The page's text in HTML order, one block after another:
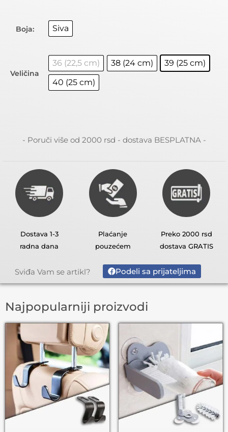
Boja: Siva
Veličina
36 (22,5 cm) 38 (24 cm)
39 (25 cm)
40 (25 cm)
- Poruči više od 2000 rsd - dostava BESPLATNA -
Dostava 1-3
radna dana
Plaćanje
pouzećem
Preko 2000 rsd
dostava GRATIS
Sviđa Vam se artikl? Podeli sa prijateljima
Najpopularniji proizvodi